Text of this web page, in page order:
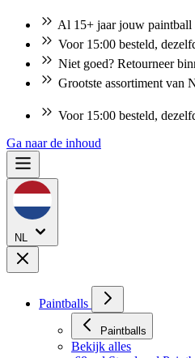
Al 15+ jaar jouw paintball
Voor 15:00 besteld,
Niet goed? Retourneer
Grootste assortiment van
Voor 15:00 besteld,
Ga naar de inhoud
NL
Paintballs
Paintballs